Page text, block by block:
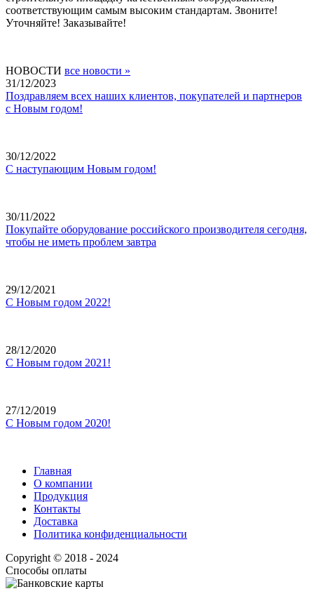
соответствующим самым высоким стандартам. Звоните!
Уточняйте! Заказывайте!
НОВОСТИ все новости »
31/12/2023
Поздравляем всех наших клиентов, покупателей и партнеров
с Новым годом!
30/12/2022
С наступающим Новым годом!
30/11/2022
Покупайте оборудование российского производителя сегодня,
чтобы не иметь проблем завтра
29/12/2021
С Новым годом 2022!
28/12/2020
С Новым годом 2021!
27/12/2019
С Новым годом 2020!
Главная
О компании
Продукция
Контакты
Доставка
Политика конфиденциальности
Copyright © 2018 - 2024
Способы оплаты